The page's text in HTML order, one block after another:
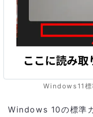
Windows11標
Windows 10の標準